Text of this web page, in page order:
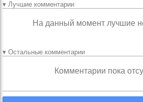
▾ Лучшие комментарии
На данный момент лучшие
▾ Остальные комментарии
Комментарии пока